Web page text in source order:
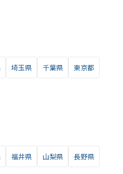
埼玉県 千葉県 東京都
福井県 山梨県 長野県